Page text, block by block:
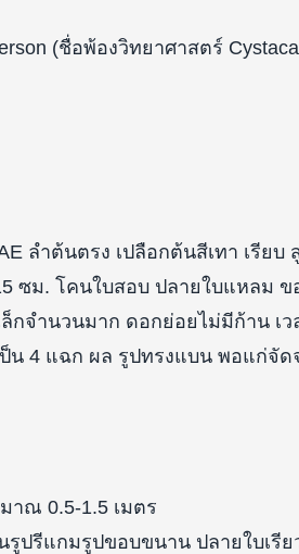
(ชื่อพ้องวิทยาศาสตร์
ลำต้นตรง เปลือกต้นสีเทา เรียบ
ซม. โคนใบสอบ ปลายใบแหลม ข
จำนวนมาก ดอกย่อยไม่มีก้าน เ
น 4 แฉก ผล รูปทรงแบน พอแก่จั
าณ 0.5-1.5 เมตร
รูปรีแกมรูปขอบขนาน ปลายใบเรี